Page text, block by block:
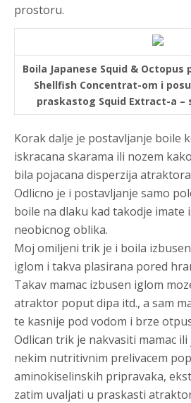
prostoru.
Boila Japanese Squid &
Shellfish Concentrat-om i
praskastog Squid Extract-a –
Korak dalje je postavljanje boile
iskracana skarama ili nozem
bila pojacana disperzija
Odlicno je i postavljanje samo
boile na dlaku kad takodje imate
neobicnog oblika.
Moj omiljeni trik je i boila
iglom i takva plasirana pored
Takav mamac izbusen iglom
atraktor poput dipa itd., a sam
te kasnije pod vodom i brze
Odlican trik je nakvasiti mamac
nekim nutritivnim prelivacem
aminokiselinskih pripravaka,
zatim uvaljati u praskasti